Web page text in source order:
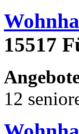
15517
12